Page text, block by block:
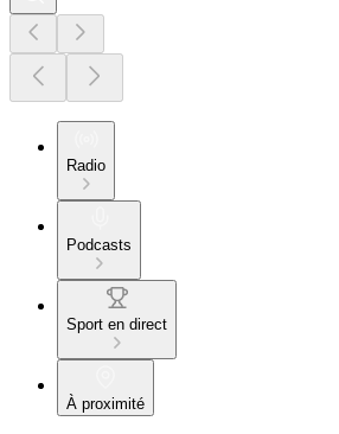
Radio
Podcasts
Sport en direct
À proximité